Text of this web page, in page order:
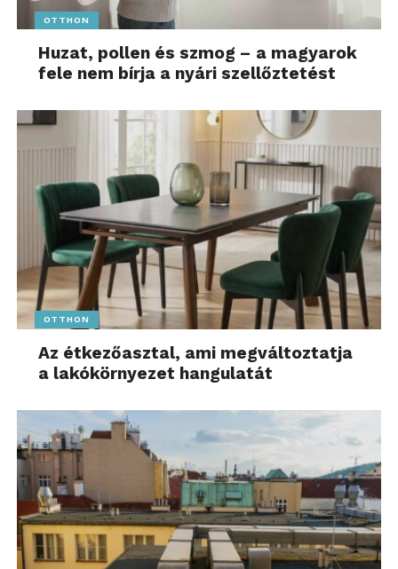
OTTHON
Huzat, pollen és szmog – a magyarok
fele nem bírja a nyári szellőztetést
OTTHON
Az étkezőasztal, ami megváltoztatja
a lakókörnyezet hangulatát